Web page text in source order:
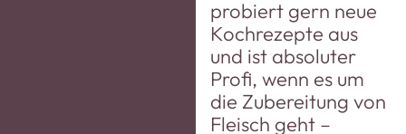
probiert gern neue
Kochrezepte aus
und ist absoluter
Profi, wenn es um
die Zubereitung von
Fleisch geht –